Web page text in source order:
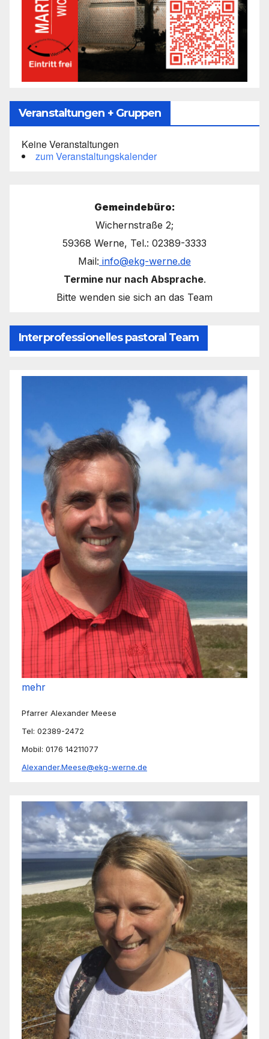
Veranstaltungen + Gruppen
Keine Veranstaltungen
zum Veranstaltungskalender
Gemeindebüro:
Wichernstraße 2;
59368 Werne, Tel.: 02389-3333
Mail: info@ekg-werne.de
Termine nur nach Absprache.
Bitte wenden sie sich an das Team
Interprofessionelles pastoral Team
mehr
Pfarrer Alexander Meese
Tel: 02389-2472
Mobil: 0176 14211077
Alexander.Meese@ekg-werne.de